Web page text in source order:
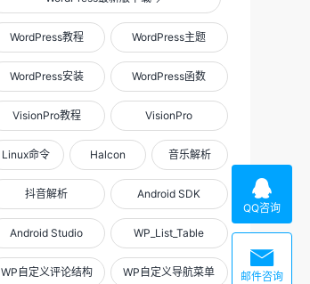
WordPress教程 WordPress主题
WordPress安装 WordPress函数
VisionPro教程 VisionPro
Linux命令 Halcon 音乐解析
抖音解析 Android SDK
Android Studio WP_List_Table
WP自定义评论结构 WP自定义导航菜单

QQ咨询

邮件咨询